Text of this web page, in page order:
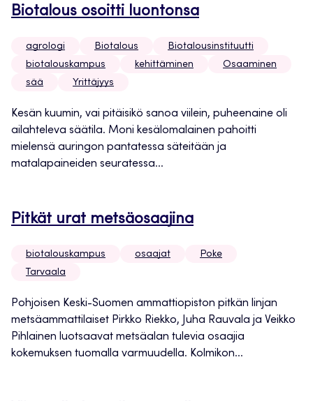
Biotalous osoitti luontonsa
agrologi Biotalous
Biotalousinstituutti
biotalouskampus
kehittäminen
Osaaminen
sää
Yrittäjyys
Kesän kuumin, vai pitäisikö sanoa viilein, puheenaine oli
ailahteleva säätila. Moni kesälomalainen pahoitti
mielensä auringon pantatessa säteitään ja
matalapaineiden seuratessa...
Pitkät urat metsäosaajina
biotalouskampus osaajat
Poke
Tarvaala
Pohjoisen Keski-Suomen ammattiopiston pitkän linjan
metsäammattilaiset Pirkko Riekko, Juha Rauvala ja Veikko
Pihlainen luotsaavat metsäalan tulevia osaajia
kokemuksen tuomalla varmuudella. Kolmikon...